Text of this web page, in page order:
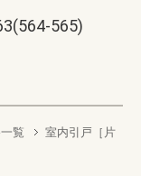
565)
覧
室内引戸［片